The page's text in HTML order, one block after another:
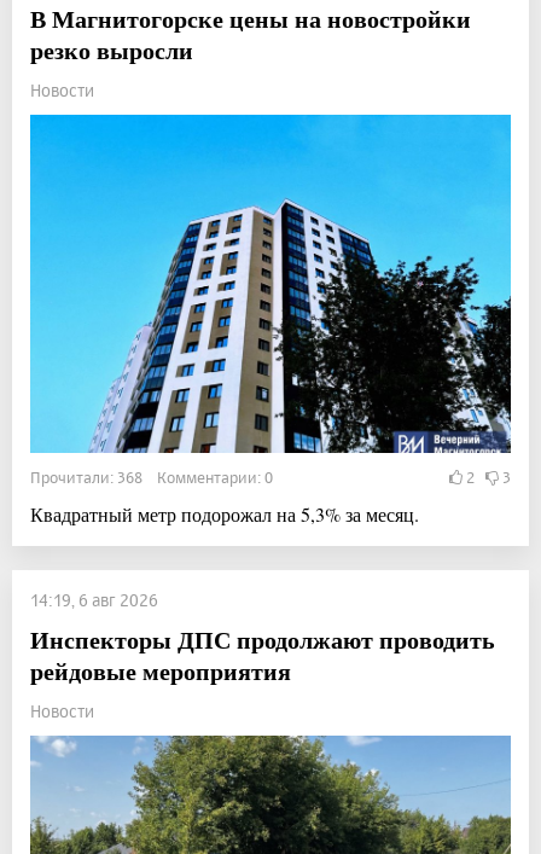
В Магнитогорске цены на новостройки
резко выросли
Новости
Прочитали: 368 Комментарии: 0 2 3
Квадратный метр подорожал на 5,3% за месяц.
14:19, 6 авг 2026
Инспекторы ДПС продолжают проводить
рейдовые мероприятия
Новости